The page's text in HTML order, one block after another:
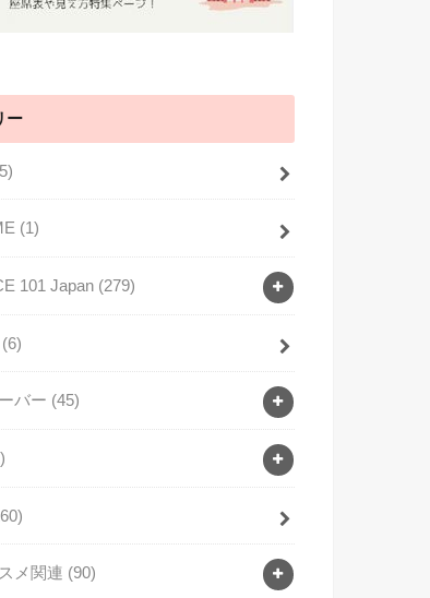
ー
(1)
101 Japan (279)
(6)
バー (45)
メ関連 (90)